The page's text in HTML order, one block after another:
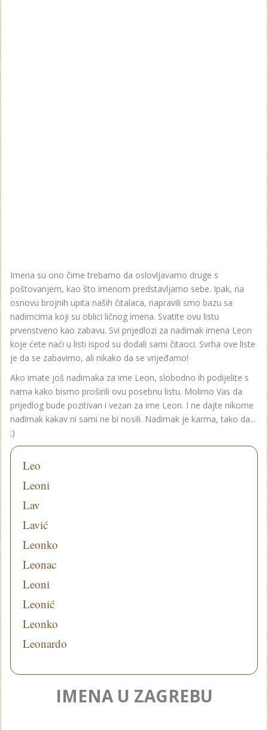
Imena su ono čime trebamo da oslovljavamo druge s
poštovanjem, kao što imenom predstavljamo sebe. Ipak, na
osnovu brojnih upita naših čitalaca, napravili smo bazu sa
nadimcima koji su oblici ličnog imena. Svatite ovu listu
prvenstveno kao zabavu. Svi prijedlozi za nadimak imena Leon
koje ćete naći u listi ispod su dodali sami čitaoci. Svrha ove liste
je da se zabavimo, ali nikako da se vrijeđamo!
Ako imate još nadimaka za ime Leon, slobodno ih podijelite s
nama kako bismo proširili ovu posebnu listu. Molimo Vas da
prijedlog bude pozitivan i vezan za ime Leon. I ne dajte nikome
nadimak kakav ni sami ne bi nosili. Nadimak je karma, tako da...
;)
Leo
Leoni
Lav
Lavić
Leonko
Leonac
Leoni
Leonić
Leonko
Leonardo
IMENA U ZAGREBU